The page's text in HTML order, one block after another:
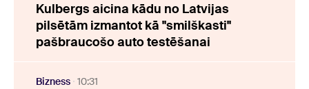
Kulbergs aicina kādu no Latvijas
pilsētām izmantot kā "smilškasti"
pašbraucošo auto testēšanai
Bizness 10:31